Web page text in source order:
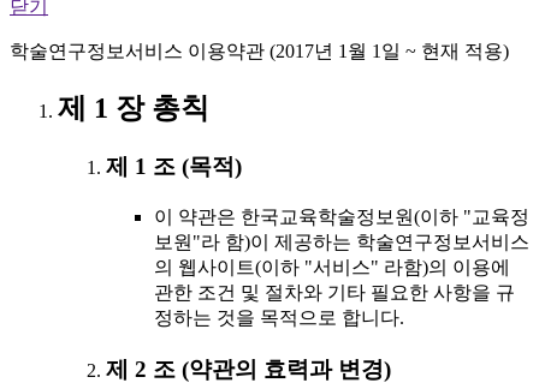
닫기
학술연구정보서비스 이용약관 (2017년 1월 1일 ~ 현재 적용)
제 1 장 총칙
제 1 조 (목적)
이 약관은 한국교육학술정보원(이하 "교육정
보원"라 함)이 제공하는 학술연구정보서비스
의 웹사이트(이하 "서비스" 라함)의 이용에
관한 조건 및 절차와 기타 필요한 사항을 규
정하는 것을 목적으로 합니다.
제 2 조 (약관의 효력과 변경)